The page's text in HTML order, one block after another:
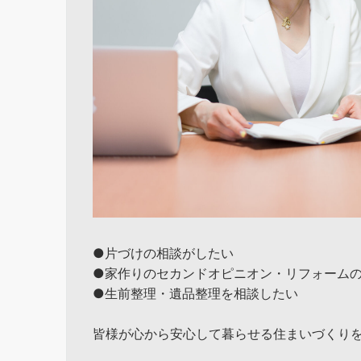
●片づけの相談がしたい
●家作りのセカンドオピニオン・リフォーム
●生前整理・遺品整理を相談したい
皆様が心から安心して暮らせる住まいづくり